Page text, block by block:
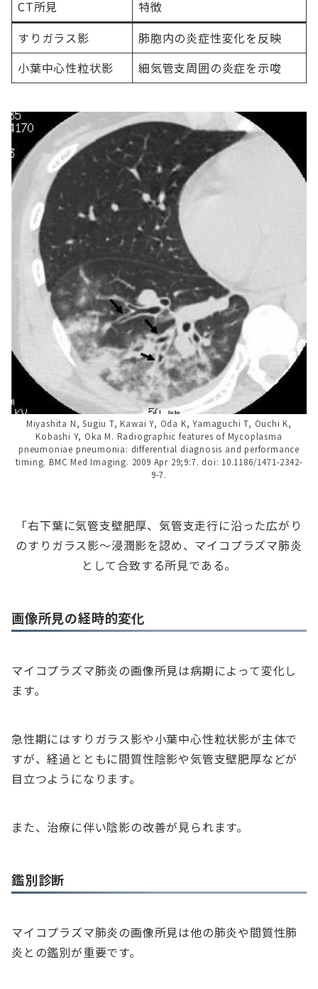
CT所見
特徴
すりガラス影
肺胞内の炎症性変化を反映
小葉中心性粒状影
細気管支周囲の炎症を示唆
Miyashita N, Sugiu T, Kawai Y, Oda K, Yamaguchi T, Ouchi K,
Kobashi Y, Oka M. Radiographic features of Mycoplasma
pneumoniae pneumonia: differential diagnosis and performance
timing. BMC Med Imaging. 2009 Apr 29;9:7. doi: 10.1186/1471-2342-
9-7.
「右下葉に気管支壁肥厚、気管支走行に沿った広がり
のすりガラス影～浸潤影を認め、マイコプラズマ肺炎
として合致する所見である。
画像所見の経時的変化
マイコプラズマ肺炎の画像所見は病期によって変化し
ます。
急性期にはすりガラス影や小葉中心性粒状影が主体で
すが、経過とともに間質性陰影や気管支壁肥厚などが
目立つようになります。
また、治療に伴い陰影の改善が見られます。
鑑別診断
マイコプラズマ肺炎の画像所見は他の肺炎や間質性肺
炎との鑑別が重要です。